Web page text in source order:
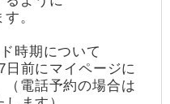
。
時期について
前にマイページに
電話予約の場合は